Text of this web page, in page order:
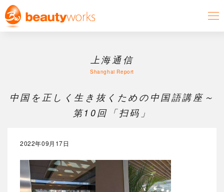
上海通信
Shanghai Report
中国を正しく生き抜くための中国語講座～
第10回「扫码」
2022年09月17日